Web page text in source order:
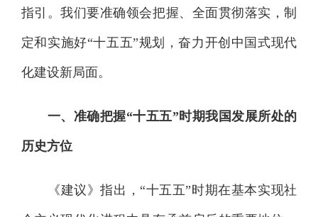
指引。我们要准确领会把握、全面贯彻落实，制
定和实施好“十五五”规划，奋力开创中国式现代
化建设新局面。
一、准确把握“十五五”时期我国发展所处的
历史方位
《建议》指出，“十五五”时期在基本实现社